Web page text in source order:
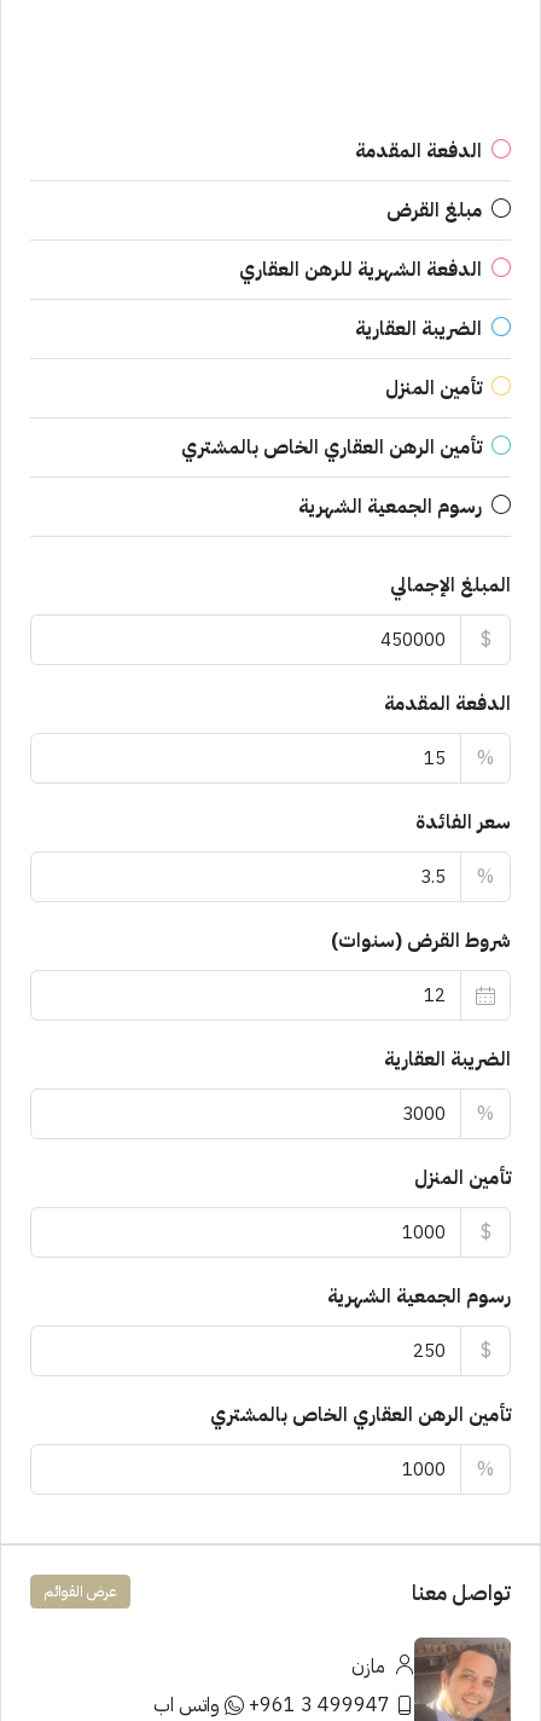
الدفعة المقدمة
مبلغ القرض
الدفعة الشهرية للرهن العقاري
الضريبة العقارية
تأمين المنزل
تأمين الرهن العقاري الخاص بالمشتري
رسوم الجمعية الشهرية
المبلغ الإجمالي
$
الدفعة المقدمة
%
سعر الفائدة
%
شروط القرض (سنوات)
الضريبة العقارية
%
تأمين المنزل
$
رسوم الجمعية الشهرية
$
تأمين الرهن العقاري الخاص بالمشتري
%
تواصل معنا عرض القوائم
مازن
499947 3 961+
واتس اب